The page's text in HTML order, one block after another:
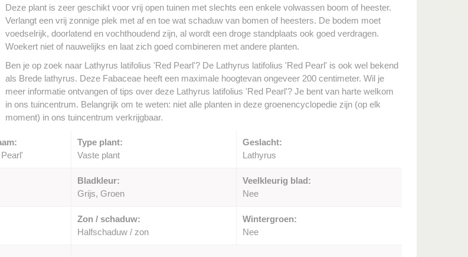
Deze plant is zeer geschikt voor vrij open tuinen met slechts een enkele volwassen boom of heester.
Verlangt een vrij zonnige plek met af en toe wat schaduw van bomen of heesters. De bodem moet
voedselrijk, doorlatend en vochthoudend zijn, al wordt een droge standplaats ook goed verdragen.
Woekert niet of nauwelijks en laat zich goed combineren met andere planten.
Ben je op zoek naar Lathyrus latifolius 'Red Pearl'? De Lathyrus latifolius 'Red Pearl' is ook wel bekend
als Brede lathyrus. Deze Fabaceae heeft een maximale hoogtevan ongeveer 200 centimeter. Wil je
meer informatie ontvangen of tips over deze Lathyrus latifolius 'Red Pearl'? Je bent van harte welkom
in ons tuincentrum. Belangrijk om te weten: niet alle planten in deze groenencyclopedie zijn (op elk
moment) in ons tuincentrum verkrijgbaar.
Type plant:
Vaste plant
Geslacht:
Lathyrus
Bladkleur:
Grijs, Groen
Veelkleurig blad:
Nee
Zon / schaduw:
Halfschaduw / zon
Wintergroen:
Nee